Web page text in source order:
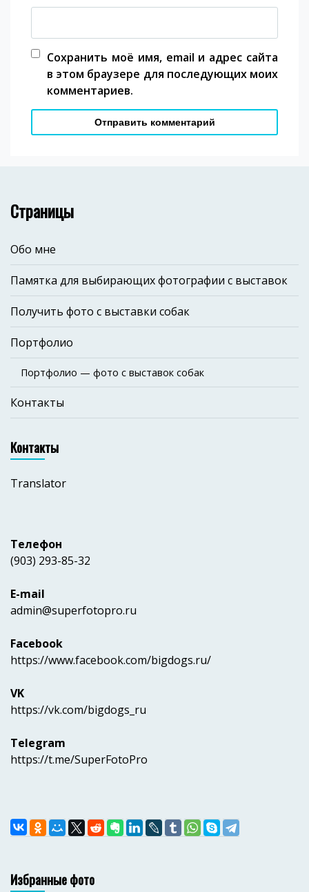
Сохранить моё имя, email и адрес сайта
в этом браузере для последующих моих
комментариев.
Страницы
Обо мне
Памятка для выбирающих фотографии с выставок
Получить фото с выставки собак
Портфолио
Портфолио — фото с выставок собак
Контакты
Контакты
Translator
Телефон
(903) 293-85-32
E-mail
admin@superfotopro.ru
Facebook
https://www.facebook.com/bigdogs.ru/
VK
https://vk.com/bigdogs_ru
Telegram
https://t.me/SuperFotoPro
Избранные фото